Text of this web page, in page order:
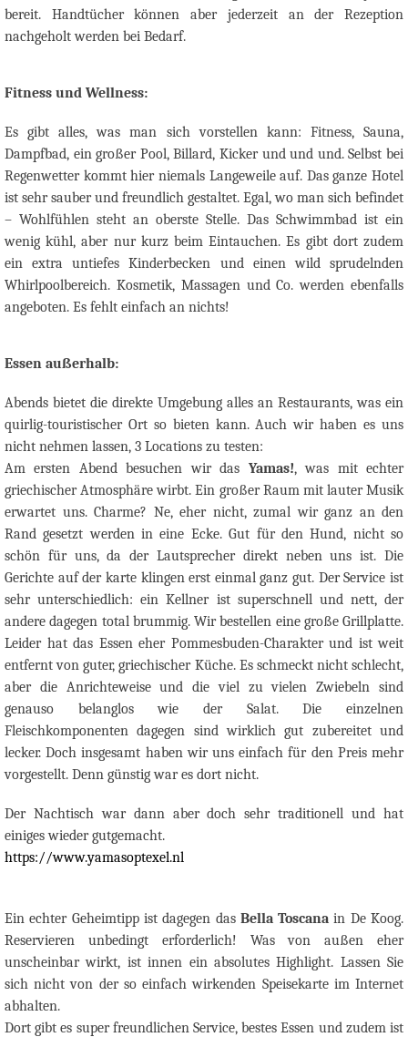
bereit. Handtücher können aber jederzeit an der Rezeption
nachgeholt werden bei Bedarf.
Fitness und Wellness:
Es gibt alles, was man sich vorstellen kann: Fitness, Sauna,
Dampfbad, ein großer Pool, Billard, Kicker und und und. Selbst bei
Regenwetter kommt hier niemals Langeweile auf. Das ganze Hotel
ist sehr sauber und freundlich gestaltet. Egal, wo man sich befindet
– Wohlfühlen steht an oberste Stelle. Das Schwimmbad ist ein
wenig kühl, aber nur kurz beim Eintauchen. Es gibt dort zudem
ein extra untiefes Kinderbecken und einen wild sprudelnden
Whirlpoolbereich. Kosmetik, Massagen und Co. werden ebenfalls
angeboten. Es fehlt einfach an nichts!
Essen außerhalb:
Abends bietet die direkte Umgebung alles an Restaurants, was ein
quirlig-touristischer Ort so bieten kann. Auch wir haben es uns
nicht nehmen lassen, 3 Locations zu testen:
Am ersten Abend besuchen wir das Yamas!, was mit echter
griechischer Atmosphäre wirbt. Ein großer Raum mit lauter Musik
erwartet uns. Charme? Ne, eher nicht, zumal wir ganz an den
Rand gesetzt werden in eine Ecke. Gut für den Hund, nicht so
schön für uns, da der Lautsprecher direkt neben uns ist. Die
Gerichte auf der karte klingen erst einmal ganz gut. Der Service ist
sehr unterschiedlich: ein Kellner ist superschnell und nett, der
andere dagegen total brummig. Wir bestellen eine große Grillplatte.
Leider hat das Essen eher Pommesbuden-Charakter und ist weit
entfernt von guter, griechischer Küche. Es schmeckt nicht schlecht,
aber die Anrichteweise und die viel zu vielen Zwiebeln sind
genauso belanglos wie der Salat. Die einzelnen
Fleischkomponenten dagegen sind wirklich gut zubereitet und
lecker. Doch insgesamt haben wir uns einfach für den Preis mehr
vorgestellt. Denn günstig war es dort nicht.
Der Nachtisch war dann aber doch sehr traditionell und hat
einiges wieder gutgemacht.
https://www.yamasoptexel.nl
Ein echter Geheimtipp ist dagegen das Bella Toscana in De Koog.
Reservieren unbedingt erforderlich! Was von außen eher
unscheinbar wirkt, ist innen ein absolutes Highlight. Lassen Sie
sich nicht von der so einfach wirkenden Speisekarte im Internet
abhalten.
Dort gibt es super freundlichen Service, bestes Essen und zudem ist